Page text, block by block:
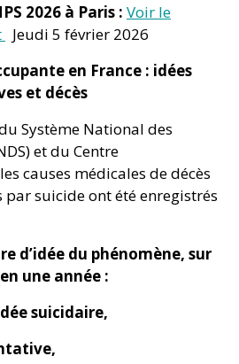
2026 à Paris : Voir le
Jeudi 5 février 2026
en France : idées
et décès
Système National des
et du Centre
causes médicales de décès
par suicide ont été enregistrés
d’idée du phénomène, sur
une année :
suicidaire,